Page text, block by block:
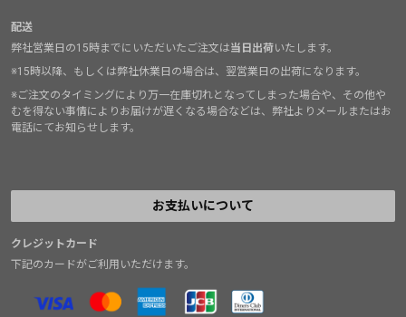
配送
弊社営業日の15時までにいただいたご注文は当日出荷いたします。
※15時以降、もしくは弊社休業日の場合は、翌営業日の出荷になります。
※ご注文のタイミングにより万一在庫切れとなってしまった場合や、その他や
むを得ない事情によりお届けが遅くなる場合などは、弊社よりメールまたはお
電話にてお知らせします。
お支払いについて
クレジットカード
下記のカードがご利用いただけます。